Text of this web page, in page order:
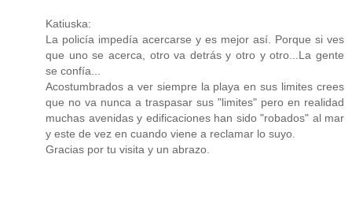
Katiuska:
La policía impedía acercarse y es mejor así. Porque si ves
que uno se acerca, otro va detrás y otro y otro...La gente
se confía...
Acostumbrados a ver siempre la playa en sus limites crees
que no va nunca a traspasar sus "limites" pero en realidad
muchas avenidas y edificaciones han sido "robados" al mar
y este de vez en cuando viene a reclamar lo suyo.
Gracias por tu visita y un abrazo.